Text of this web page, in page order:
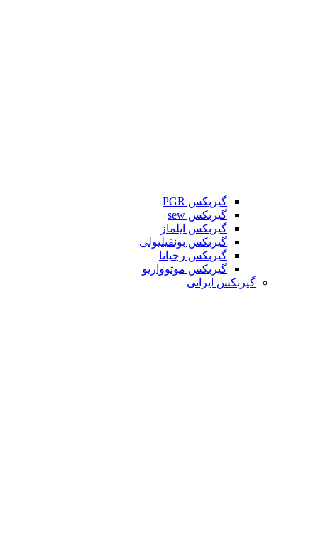
گیربکس PGR
گیربکس sew
گیربکس ایلماز
گیربکس بونفیلیولی
گیربکس رجیانا
گیربکس موتوواریو
گیربکس ایرانی